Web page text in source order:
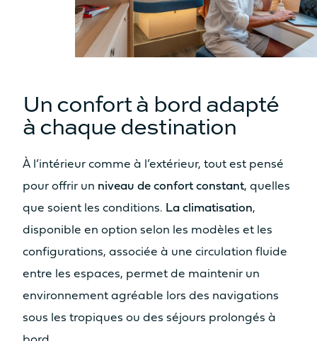
Un confort à bord adapté
à chaque destination
À l’intérieur comme à l’extérieur, tout est pensé
pour offrir un niveau de confort constant, quelles
que soient les conditions. La climatisation,
disponible en option selon les modèles et les
configurations, associée à une circulation fluide
entre les espaces, permet de maintenir un
environnement agréable lors des navigations
sous les tropiques ou des séjours prolongés à